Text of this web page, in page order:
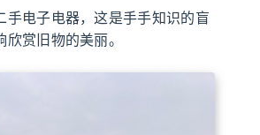
手电子电器，这是手手知识的盲
赏旧物的美丽。